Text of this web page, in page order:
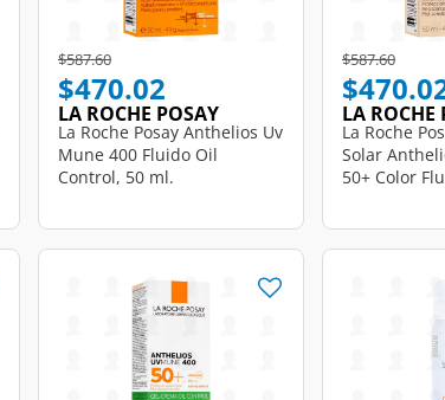
Price reduced from
$587.60to
$470.02
LA ROCHE POSAY
La Roche Posay Anthelios Uv
Mune 400 Fluido Oil
Control, 50 ml.
Price reduced
$587.60to
LA ROCHE
La Roche
Solar
50+ Color